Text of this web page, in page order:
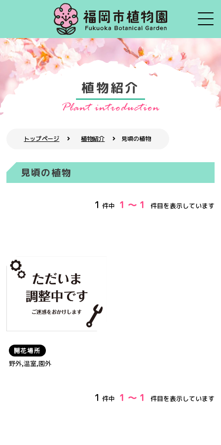
植物紹介
トップページ 植物紹介 見頃の植物
見頃の植物
1 件中 1 ～ 1 件目を表示しています
開花場所
野外,温室,園外
1 件中 1 ～ 1 件目を表示しています